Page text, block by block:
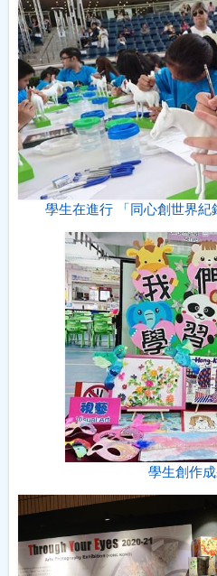
學生在進行 「同心創世界紀
學生創作